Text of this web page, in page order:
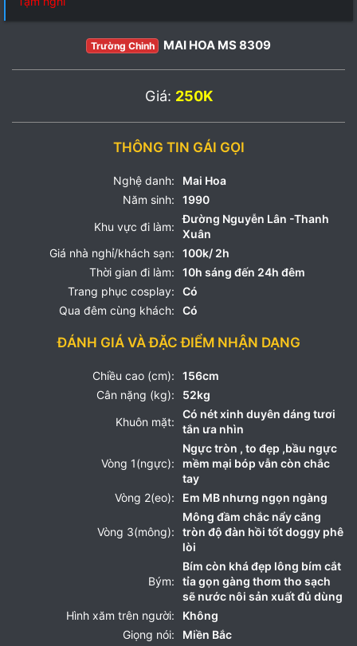
Trường Chinh MAI HOA MS 8309
Giá: 250K
THÔNG TIN GÁI GỌI
Nghệ danh:
Mai Hoa
Năm sinh:
1990
Khu vực đi làm:
Đường Nguyễn Lân -Thanh
Xuân
Giá nhà nghỉ/khách sạn:
100k/ 2h
Thời gian đi làm:
10h sáng đến 24h đêm
Trang phục cosplay:
Có
Qua đêm cùng khách:
Có
ĐÁNH GIÁ VÀ ĐẶC ĐIỂM NHẬN DẠNG
Chiều cao (cm):
156cm
Cân nặng (kg):
52kg
Khuôn mặt:
Có nét xinh duyên dáng tươi
tắn ưa nhìn
Vòng 1(ngực):
Ngực tròn , to đẹp ,bầu ngực
mềm mại bóp vẫn còn chắc
tay
Vòng 2(eo):
Em MB nhưng ngọn ngàng
Vòng 3(mông):
Mông đầm chắc nẩy căng
tròn độ đàn hồi tốt doggy phê
lòi
Bým:
Bím còn khá đẹp lông bím cắt
tỉa gọn gàng thơm tho sạch
sẽ nước nôi sản xuất đủ dùng
Hình xăm trên người:
Không
Giọng nói:
Miền Bắc